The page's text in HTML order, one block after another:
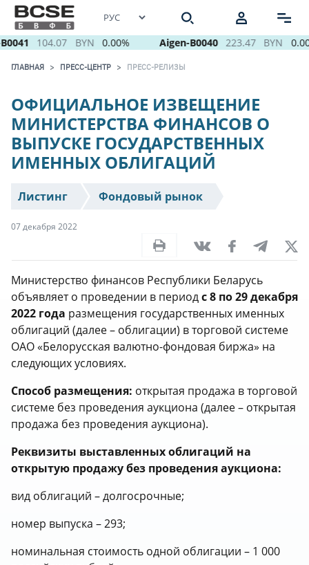
104.07 BYN 0.00% Aigen-B0040 223.47 BYN
ГЛАВНАЯ ПРЕСС-ЦЕНТР ПРЕСС-РЕЛИЗЫ
ОФИЦИАЛЬНОЕ ИЗВЕЩЕНИЕ
МИНИСТЕРСТВА ФИНАНСОВ О
ВЫПУСКЕ ГОСУДАРСТВЕННЫХ
ИМЕННЫХ ОБЛИГАЦИЙ
Листинг Фондовый рынок
07 декабря 2022
Министерство финансов Республики Беларусь
объявляет о проведении в периодс 8 по 29 декабря
2022 года размещения государственных именных
облигаций (далее – облигации) в торговой системе
ОАО «Белорусская валютно-фондовая биржа» на
следующих условиях.
Способ размещения: открытая продажа в торговой
системе без проведения аукциона (далее – открытая
продажа без проведения аукциона).
Реквизиты выставленных облигаций на
открытую продажу без проведения аукциона:
вид облигаций – долгосрочные;
номер выпуска – 293;
номинальная стоимость одной облигации – 1 000